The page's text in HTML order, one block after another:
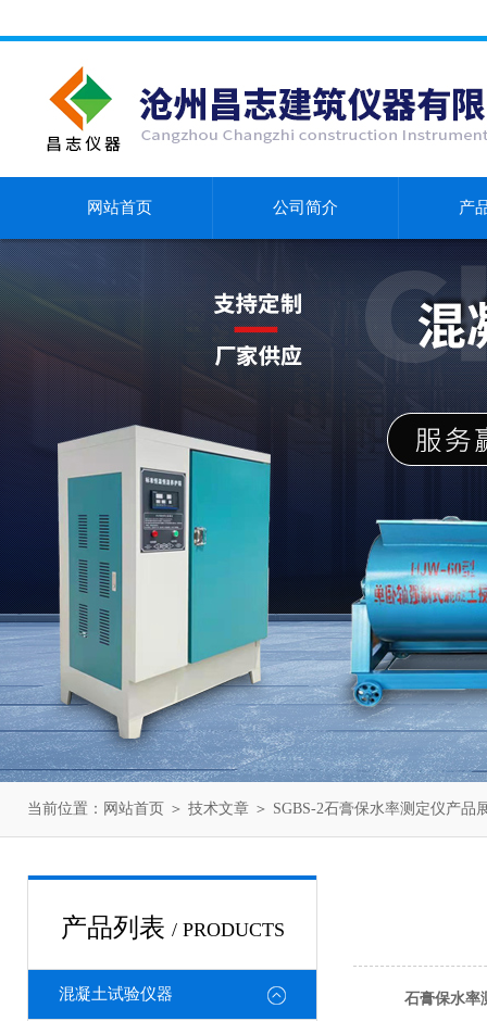
网站首页 公司简介 产
当前位置： 网站首页 ＞ 技术文章 ＞ SGBS-2石膏保水率测定仪产品
产品列表 / PRODUCTS
混凝土试验仪器 石膏保水率